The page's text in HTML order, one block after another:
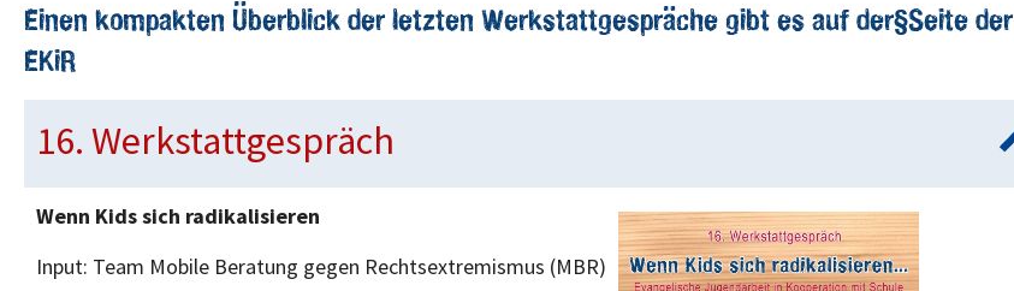
Einen kompakten Überblick der letzten Werkstattgespräche gibt es auf derSeite der
EKiR
16. Werkstattgespräch
Wenn Kids sich radikalisieren
Input: Team Mobile Beratung gegen Rechtsextremismus (MBR)